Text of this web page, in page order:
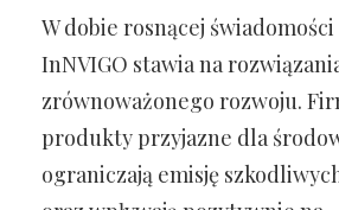
W dobie rosnącej
InNVIGO stawia na
zrównoważonego rozwoju.
produkty przyjazne dla
ograniczają emisję